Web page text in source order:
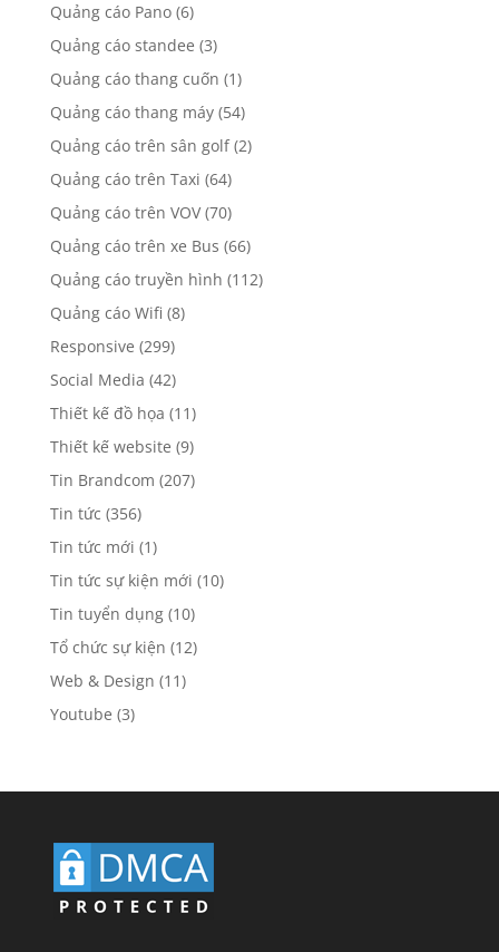
Quảng cáo Pano(6)
Quảng cáo standee (3)
Quảng cáo thang cuốn (1)
Quảng cáo thang máy(54)
Quảng cáo trên sân golf(2)
Quảng cáo trên Taxi (64)
Quảng cáo trên VOV(70)
Quảng cáo trên xe Bus (66)
Quảng cáo truyền hình (112)
Quảng cáo Wifi (8)
Responsive (299)
Social Media (42)
Thiết kế đồ họa (11)
Thiết kế website (9)
Tin Brandcom (207)
Tin tức (356)
Tin tức mới (1)
Tin tức sự kiện mới (10)
Tin tuyển dụng(10)
Tổ chức sự kiện (12)
Web & Design (11)
Youtube (3)